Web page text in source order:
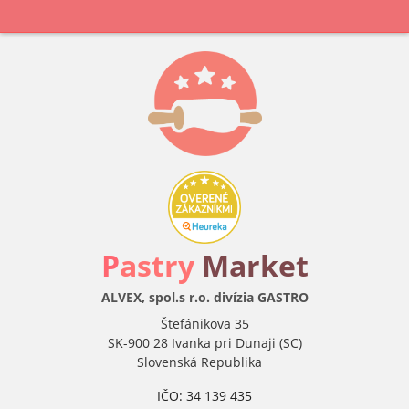
Pastry Market
ALVEX, spol.s r.o. divízia GASTRO
Štefánikova 35
SK-900 28 Ivanka pri Dunaji (SC)
Slovenská Republika
IČO: 34 139 435